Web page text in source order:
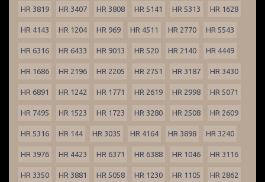
HR 3819 HR 3407 HR 3808 HR 5141 HR 5313 HR 1628
HR 4143 HR 1204 HR 969 HR 4511 HR 2770 HR 5543
HR 6316 HR 6433 HR 9013 HR 520 HR 2140 HR 4449
HR 1686 HR 2196 HR 2205 HR 2751 HR 3187 HR 3430
HR 6891 HR 1242 HR 1771 HR 2619 HR 2998 HR 5071
HR 7495 HR 1523 HR 1723 HR 3280 HR 2508 HR 2609
HR 5316 HR 144 HR 3035 HR 4164 HR 3898 HR 3240
HR 3976 HR 4423 HR 6371 HR 6388 HR 1046 HR 3116
HR 3350 HR 3881 HR 5058 HR 1230 HR 1105 HR 2862